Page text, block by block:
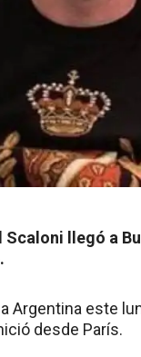
llegó a
Argentina este
desde París.